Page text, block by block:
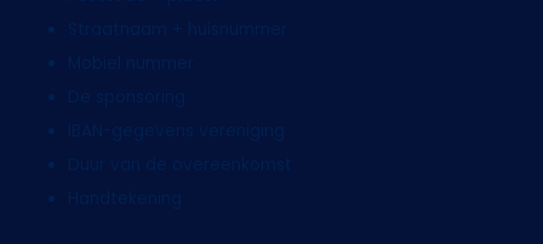
Straatnaam + huisnummer
De sponsoring
IBAN-gegevens vereniging
Duur van de overeenkomst
Handtekening